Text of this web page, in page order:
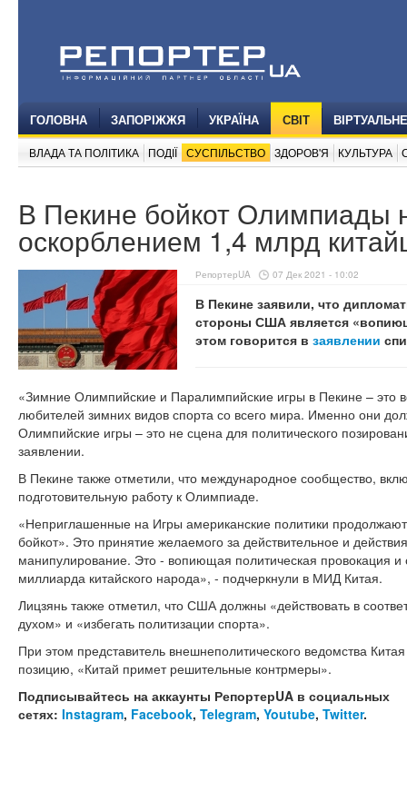
ГОЛОВНА ЗАПОРІЖЖЯ УКРАЇНА СВІТ
ВЛАДА ТА ПОЛІТИКА ПОДІЇ СУСПІЛЬСТВО ЗДОРОВ'Я КУЛЬТУРА
В Пекине бойкот Олимпиады
оскорблением 1,4 млрд
РепортерUA 07 Дек 2021 - 10:02
В Пекине заявили, что
стороны США является
этом говорится в заявлении
«Зимние Олимпийские и Паралимпийские игры в Пекине – это
любителей зимних видов спорта со всего мира. Именно они
Олимпийские игры – это не сцена для политического
заявлении.
В Пекине также отметили, что международное сообщество,
подготовительную работу к Олимпиаде.
«Неприглашенные на Игры американские политики
бойкот». Это принятие желаемого за действительное и
манипулирование. Это - вопиющая политическая провокация и
миллиарда китайского народа», - подчеркнули в МИД Китая.
Лицзянь также отметил, что США должны «действовать в
духом» и «избегать политизации спорта».
При этом представитель внешнеполитического ведомства
позицию, «Китай примет решительные контрмеры».
Подписывайтесь на аккаунты РепортерUA в социальных
сетях: Instagram, Facebook, Telegram, Youtube, Twitter.